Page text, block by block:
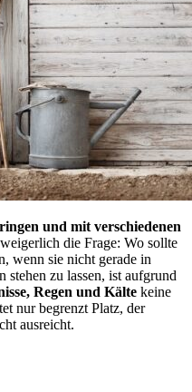
und mit verschiedenen
die Frage: Wo sollte
wenn sie nicht gerade in
stehen zu lassen, ist aufgrund
Regen und Kälte keine
nur begrenzt Platz, der
ausreicht.